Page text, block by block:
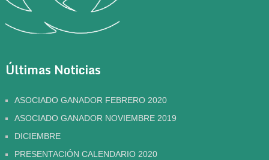
Últimas Noticias
ASOCIADO GANADOR FEBRERO 2020
ASOCIADO GANADOR NOVIEMBRE 2019
DICIEMBRE
PRESENTACIÓN CALENDARIO 2020